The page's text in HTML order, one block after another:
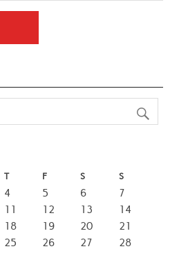
T F S S
4 5 6
7
11 12 13
14
18 19 20
21
25 26 27
28